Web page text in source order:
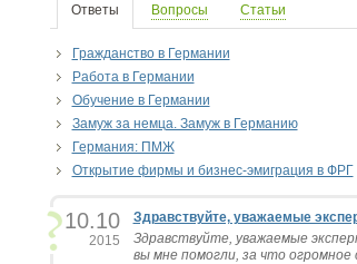
Ответы Вопросы Статьи
Гражданство в Германии
Работа в Германии
Обучение в Германии
Замуж за немца. Замуж в Германию
Германия: ПМЖ
Открытие фирмы и бизнес-эмиграция в ФРГ
10.10
2015
Здравствуйте, уважаемые
Здравствуйте, уважаемые
вы мне помогли, за что огромное